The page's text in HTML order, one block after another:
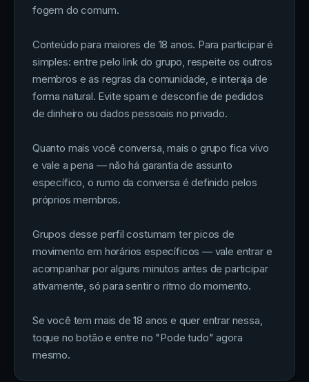
fogem do comum.
Conteúdo para maiores de 18 anos. Para participar é
simples: entre pelo link do grupo, respeite os outros
membros e as regras da comunidade, e interaja de
forma natural. Evite spam e desconfie de pedidos
de dinheiro ou dados pessoais no privado.
Quanto mais você conversa, mais o grupo fica vivo
e vale a pena — não há garantia de assunto
específico, o rumo da conversa é definido pelos
próprios membros.
Grupos desse perfil costumam ter picos de
movimento em horários específicos — vale entrar e
acompanhar por alguns minutos antes de participar
ativamente, só para sentir o ritmo do momento.
Se você tem mais de 18 anos e quer entrar nessa,
toque no botão e entre no "Pode tudo" agora
mesmo.